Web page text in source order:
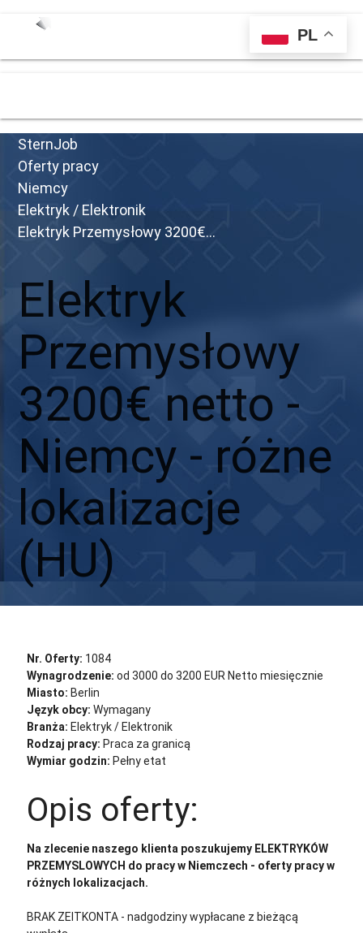
menu
SternJob
Oferty pracy
Niemcy
Elektryk / Elektronik
Elektryk Przemysłowy 3200€...
Elektryk
Przemysłowy
3200€ netto -
Niemcy - różne
lokalizacje
(HU)
Nr. Oferty: 1084
Wynagrodzenie: od 3000 do 3200 EUR Netto miesięcznie
Miasto: Berlin
Język obcy: Wymagany
Branża: Elektryk / Elektronik
Rodzaj pracy: Praca za granicą
Wymiar godzin: Pełny etat
Opis oferty:
Na zlecenie naszego klienta poszukujemy ELEKTRYKÓW
PRZEMYSLOWYCH do pracy w Niemczech - oferty pracy w
różnych lokalizacjach.
BRAK ZEITKONTA - nadgodziny wypłacane z bieżącą
PL